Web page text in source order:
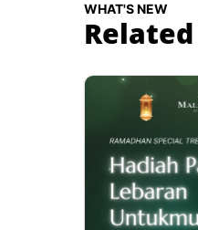
WHAT'S NEW